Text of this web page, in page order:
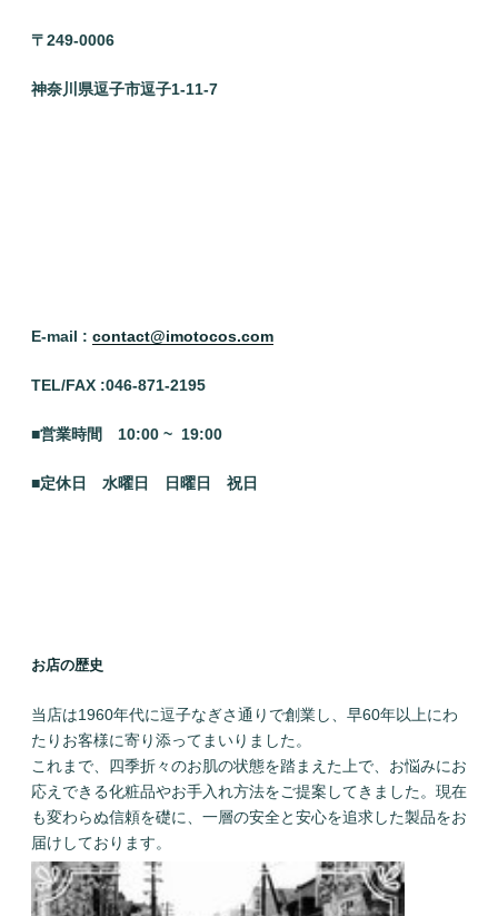
〒249-0006
神奈川県逗子市逗子1-11-7
E-mail : contact@imotocos.com
TEL/FAX :046-871-2195
■営業時間 10:00 ~ 19:00
■定休日 水曜日 日曜日 祝日
お店の歴史
当店は1960年代に逗子なぎさ通りで創業し、早60年以上にわ
たりお客様に寄り添ってまいりました。
これまで、四季折々のお肌の状態を踏まえた上で、お悩みにお
応えできる化粧品やお手入れ方法をご提案してきました。現在
も変わらぬ信頼を礎に、一層の安全と安心を追求した製品をお
届けしております。